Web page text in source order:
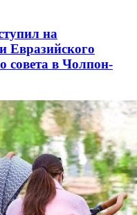
на
Евразийского
совета в Чолпон-